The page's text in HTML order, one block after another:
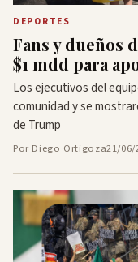
DEPORTES
Fans y dueños
$1 mdd para
Los ejecutivos del
comunidad y se
de Trump
Por Diego Ortigoza21/06/